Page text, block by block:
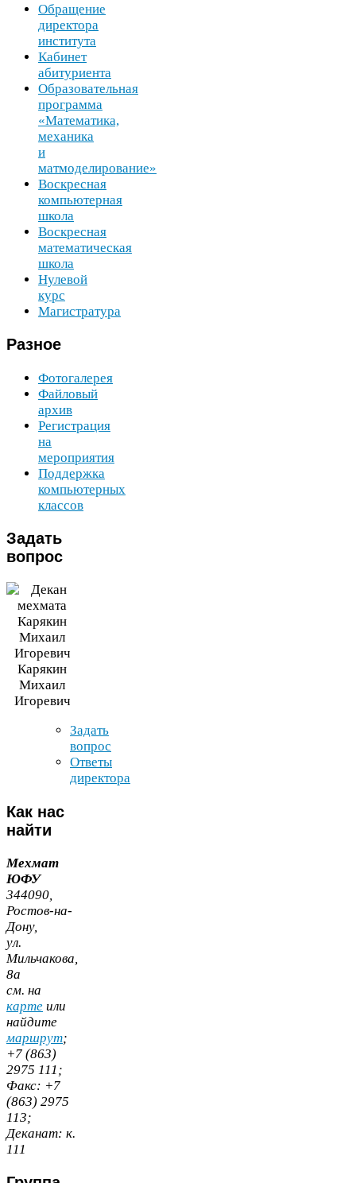
Обращение
директора
института
Кабинет
абитуриента
Образовательная
программа
«Математика,
механика
и
матмоделирование»
Воскресная
компьютерная
школа
Воскресная
математическая
школа
Нулевой
курс
Магистратура
Разное
Фотогалерея
Файловый
архив
Регистрация
на
мероприятия
Поддержка
компьютерных
классов
Задать
вопрос
Карякин
Михаил
Игоревич
Задать
вопрос
Ответы
директора
Как нас
найти
Мехмат
ЮФУ
344090,
Ростов-​на-​
Дону,
ул.
Мильчакова,
8а
cм. на
карте или
найдите
маршрут;
+7 (863)
2975 111;
Факс: +7
(863) 2975
113;
Деканат: к.
111